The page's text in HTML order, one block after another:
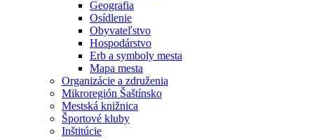
Geografia
Osídlenie
Obyvateľstvo
Hospodárstvo
Erb a symboly mesta
Mapa mesta
Organizácie a združenia
Mikroregión Šaštínsko
Mestská knižnica
Športové kluby
Inštitúcie